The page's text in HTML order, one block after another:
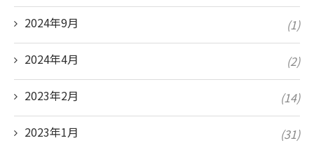
2024年9月 (1)
2024年4月 (2)
2023年2月 (14)
2023年1月 (31)